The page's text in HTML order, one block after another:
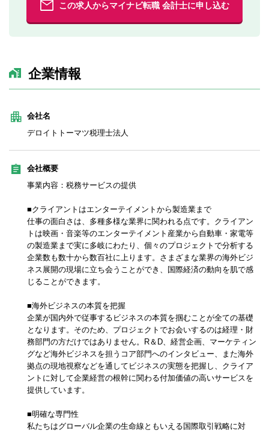
この求人からマイナビ転職 会計士に申し込む
企業情報
会社名
デロイトトーマツ税理士法人
会社概要
事業内容：税務サービスの提供
■クライアントはエンターテイメントから製造業まで
仕事の面白さは、多種多様な業界に関われる点です。クライアン
トは映画・音楽等のエンターテイメント産業から自動車・家電等
の製造業まで実に多岐にわたり、個々のプロジェクトで分析する
企業数も数十から数百社に上ります。さまざまな業界の海外ビジ
ネス展開の現場に立ち会うことができ、国際経済の動向を肌で感
じることができます。
■海外ビジネスの本質を把握
企業が国内外で従事するビジネスの本質を掴むことが全ての基礎
となります。そのため、プロジェクトでお会いするのは経理・財
務部門の方だけではありません。R＆D、経営企画、マーケティン
グなど海外ビジネスを担うコア部門へのインタビュー、また海外
拠点の現地視察などを通してビジネスの実態を把握し、クライア
ントに対して企業経営の根幹に関わる付加価値の高いサービスを
提供しています。
■明確な専門性
私たちはグローバル企業の生命線ともいえる国際取引戦略に対